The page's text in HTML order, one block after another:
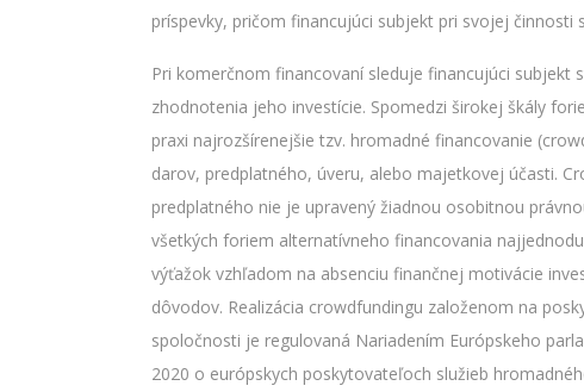
príspevky, pričom financujúci subjekt pri svojej činnosti
Pri komerčnom financovaní sleduje financujúci subjekt
zhodnotenia jeho investície. Spomedzi širokej škály
praxi najrozšírenejšie tzv. hromadné financovanie
darov, predplatného, úveru, alebo majetkovej účasti.
predplatného nie je upravený žiadnou osobitnou
všetkých foriem alternatívneho financovania
výťažok vzhľadom na absenciu finančnej motivácie
dôvodov. Realizácia crowdfundingu založenom na
spoločnosti je regulovaná Nariadením Európskeho
2020 o európskych poskytovateľoch služieb